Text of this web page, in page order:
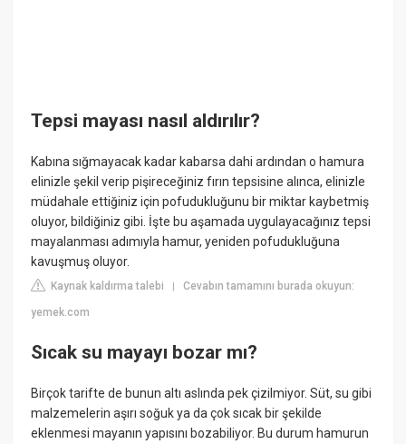
Tepsi mayası nasıl aldırılır?
Kabına sığmayacak kadar kabarsa dahi ardından o hamura
elinizle şekil verip pişireceğiniz fırın tepsisine alınca, elinizle
müdahale ettiğiniz için pofudukluğunu bir miktar kaybetmiş
oluyor, bildiğiniz gibi. İşte bu aşamada uygulayacağınız tepsi
mayalanması adımıyla hamur, yeniden pofudukluğuna
kavuşmuş oluyor.
Kaynak kaldırma talebi |Cevabın tamamını burada okuyun:
yemek.com
Sıcak su mayayı bozar mı?
Birçok tarifte de bunun altı aslında pek çizilmiyor. Süt, su gibi
malzemelerin aşırı soğuk ya da çok sıcak bir şekilde
eklenmesi mayanın yapısını bozabiliyor. Bu durum hamurun